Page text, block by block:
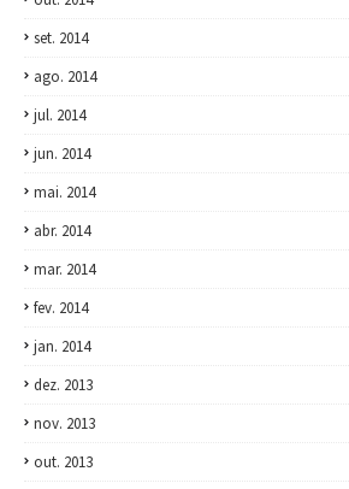
set. 2014
ago. 2014
jul. 2014
jun. 2014
mai. 2014
abr. 2014
mar. 2014
fev. 2014
jan. 2014
dez. 2013
nov. 2013
out. 2013